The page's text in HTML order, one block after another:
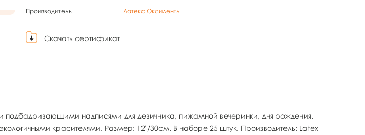
Производитель
Латекс Оксидентл
Скачать сертификат
подбадривающими надписями для девичника, пижамной вечеринки, дня рождения.
красителями. Размер: 12"/30см. В наборе 25 штук. Производитель: Latex